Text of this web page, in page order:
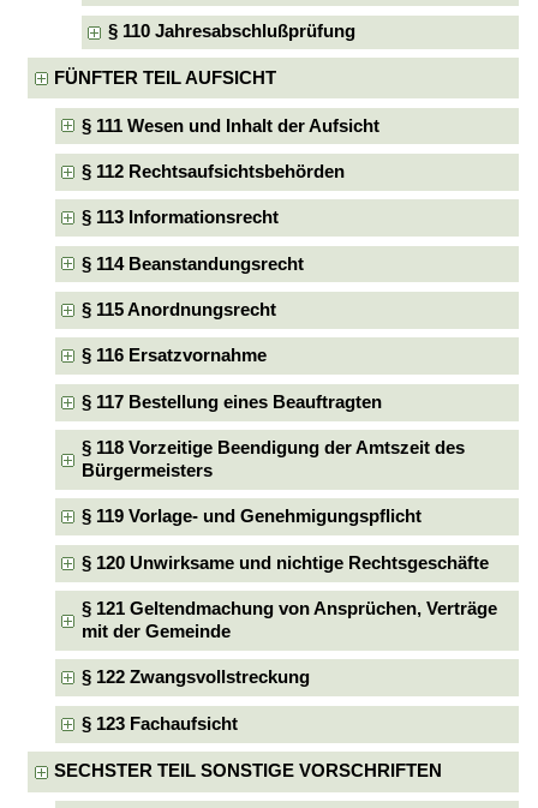
§ 110 Jahresabschlußprüfung
FÜNFTER TEIL AUFSICHT
§ 111 Wesen und Inhalt der Aufsicht
§ 112 Rechtsaufsichtsbehörden
§ 113 Informationsrecht
§ 114 Beanstandungsrecht
§ 115 Anordnungsrecht
§ 116 Ersatzvornahme
§ 117 Bestellung eines Beauftragten
§ 118 Vorzeitige Beendigung der Amtszeit des
Bürgermeisters
§ 119 Vorlage- und Genehmigungspflicht
§ 120 Unwirksame und nichtige Rechtsgeschäfte
§ 121 Geltendmachung von Ansprüchen, Verträge
mit der Gemeinde
§ 122 Zwangsvollstreckung
§ 123 Fachaufsicht
SECHSTER TEIL SONSTIGE VORSCHRIFTEN